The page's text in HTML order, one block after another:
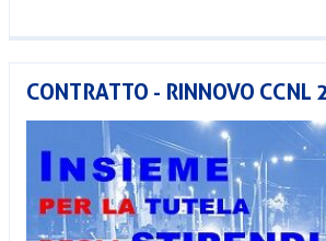
CONTRATTO - RINNOVO